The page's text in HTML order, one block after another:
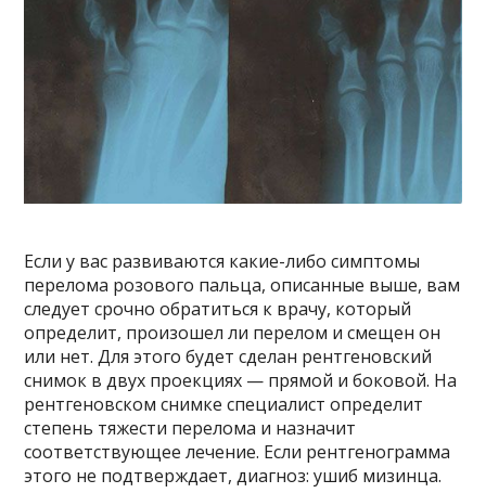
Если у вас развиваются какие-либо симптомы
перелома розового пальца, описанные выше, вам
следует срочно обратиться к врачу, который
определит, произошел ли перелом и смещен он
или нет. Для этого будет сделан рентгеновский
снимок в двух проекциях — прямой и боковой. На
рентгеновском снимке специалист определит
степень тяжести перелома и назначит
соответствующее лечение. Если рентгенограмма
этого не подтверждает, диагноз: ушиб мизинца.